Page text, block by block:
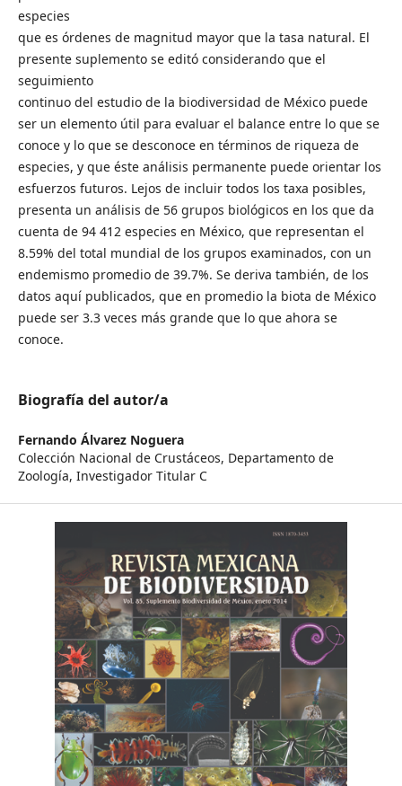
especies
que es órdenes de magnitud mayor que la tasa natural. El
presente suplemento se editó considerando que el
seguimiento
continuo del estudio de la biodiversidad de México puede
ser un elemento útil para evaluar el balance entre lo que se
conoce y lo que se desconoce en términos de riqueza de
especies, y que éste análisis permanente puede orientar los
esfuerzos futuros. Lejos de incluir todos los taxa posibles,
presenta un análisis de 56 grupos biológicos en los que da
cuenta de 94 412 especies en México, que representan el
8.59% del total mundial de los grupos examinados, con un
endemismo promedio de 39.7%. Se deriva también, de los
datos aquí publicados, que en promedio la biota de México
puede ser 3.3 veces más grande que lo que ahora se
conoce.
Biografía del autor/a
Fernando Álvarez Noguera
Colección Nacional de Crustáceos, Departamento de
Zoología, Investigador Titular C